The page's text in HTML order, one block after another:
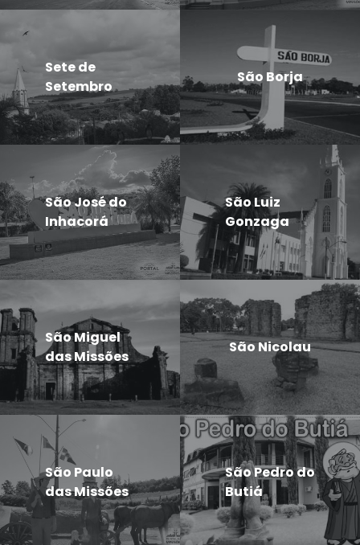
Sete de
Setembro
São Borja
São José do
Inhacorá
São Luiz
Gonzaga
São Miguel
das Missões
São Nicolau
São Paulo
das Missões
São Pedro do
Butiá